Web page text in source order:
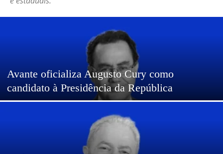
Avante oficializa Augusto Cury como
candidato à Presidência da República